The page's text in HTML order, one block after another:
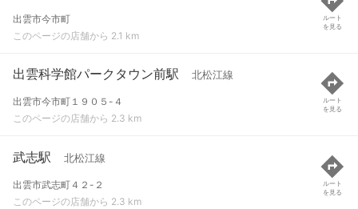
出雲市今市町
このページの店舗から 2.1 km
ルート
を見る
出雲科学館パークタウン前駅 北松江線
出雲市今市町１９０５-４
このページの店舗から 2.3 km
ルート
を見る
武志駅 北松江線
出雲市武志町４２-２
このページの店舗から 2.3 km
ルート
を見る